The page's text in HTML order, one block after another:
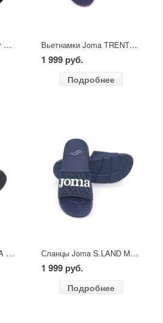
Сланцы JOGEL Shower Slides черные Вьетнамки Joma TRENTO MEN 2403 синий/красный
1 999 руб.
Подробнее
Вьетнамки Joma S.SEA MEN черные Сланцы Joma S.LAND MEN 2503 темно-синий
1 999 руб.
Подробнее